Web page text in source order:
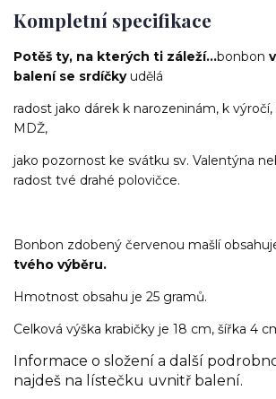
Kompletní specifikace
Potěš ty, na kterých ti záleží...bonbon
balení se srdíčkyudělá
radost jako dárek k narozeninám, k
MDŽ,
jako pozornost ke svátku sv. Valentýna
radost tvé drahé polovičce.
Bonbon zdobený červenou mašlí
tvého výběru.
Hmotnost obsahu je 25 gramů.
Celková výška krabičky je 18 cm, šířka 4
Informace o složení a další
najdeš na lístečku uvnitř balení.